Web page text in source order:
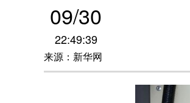
09/30
22:49:39
来源：新华网